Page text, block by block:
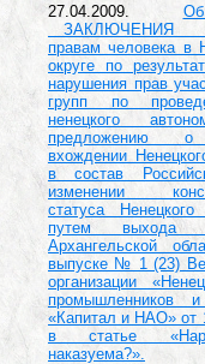
27.04.2009.
ЗАКЛЮЧЕНИЯ
правам человека в
округе по
нарушения прав
групп по
ненецкого
предложению о
вхождении
в состав
изменении
статуса
путем выхода
Архангельской
выпуске № 1 (23)
организации
промышленников и
«Капитал и НАО» от
в статье
наказуема?».